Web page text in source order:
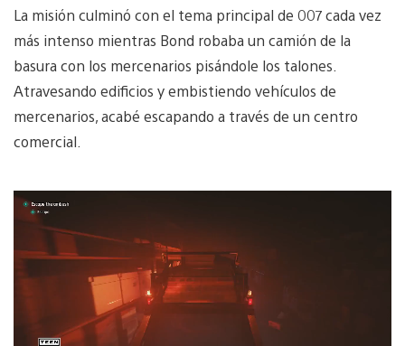
La misión culminó con el tema principal de 007 cada vez
más intenso mientras Bond robaba un camión de la
basura con los mercenarios pisándole los talones.
Atravesando edificios y embistiendo vehículos de
mercenarios, acabé escapando a través de un centro
comercial.